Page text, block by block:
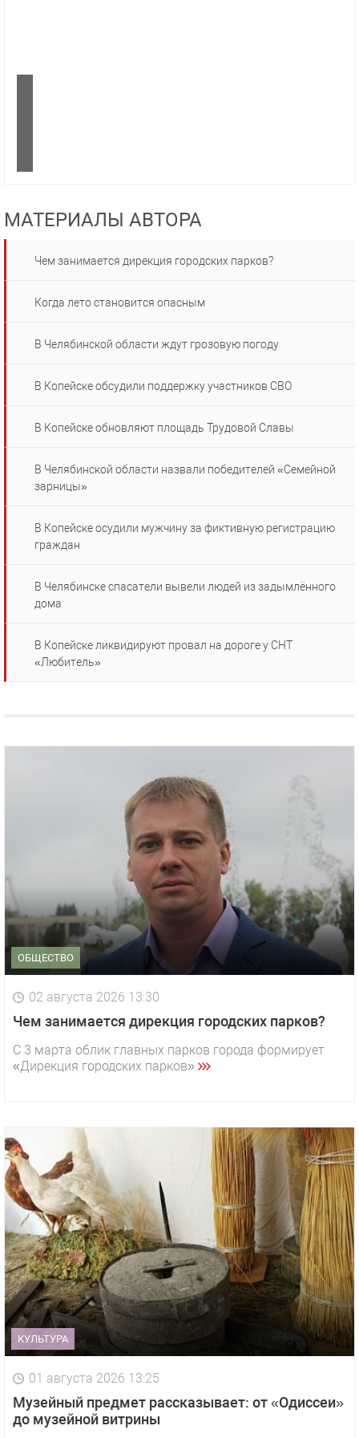
МАТЕРИАЛЫ АВТОРА
Чем занимается дирекция городских парков?
Когда лето становится опасным
В Челябинской области ждут грозовую погоду
В Копейске обсудили поддержку участников СВО
В Копейске обновляют площадь Трудовой Славы
В Челябинской области назвали победителей «Семейной
зарницы»
В Копейске осудили мужчину за фиктивную регистрацию
граждан
В Челябинске спасатели вывели людей из задымлённого
дома
В Копейске ликвидируют провал на дороге у СНТ
«Любитель»
ОБЩЕСТВО
02 августа 2026 13:30
Чем занимается дирекция городских парков?
С 3 марта облик главных парков города формирует
«Дирекция городских парков».
КУЛЬТУРА
01 августа 2026 13:25
Музейный предмет рассказывает: от «Одиссеи»
до музейной витрины